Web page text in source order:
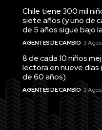
Chile tiene 300 mil
siete años (y uno de
de 5 años sigue bajo
AGENTES DE CAMBIO 3
8 de cada 10 niños
lectora en nueve
de 60 años)
AGENTES DE CAMBIO 3